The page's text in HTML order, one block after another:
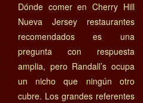
Dónde comer en Cherry Hill
Nueva Jersey restaurantes
recomendados es una
pregunta con respuesta
amplia, pero Randall’s ocupa
un nicho que ningún otro
cubre. Los grandes referentes